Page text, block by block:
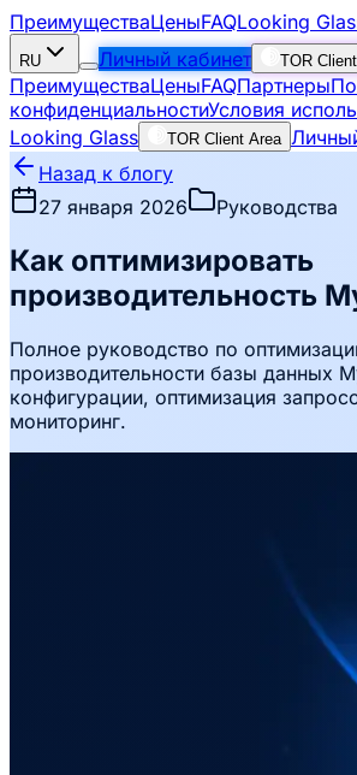
ПреимуществаЦеныFAQLooking
RU Личный кабинет TOR
ПреимуществаЦеныFAQПартнеры
конфиденциальностиУсловия
Looking Glass
TOR Client Area
Назад к блогу
27 января 2026
Руководства
Как оптимизировать
производительность
Полное руководство по
производительности базы данных
конфигурации, оптимизация
мониторинг.